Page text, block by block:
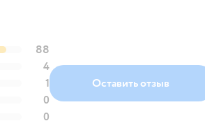
88
4
1
0
0
Оставить отзыв